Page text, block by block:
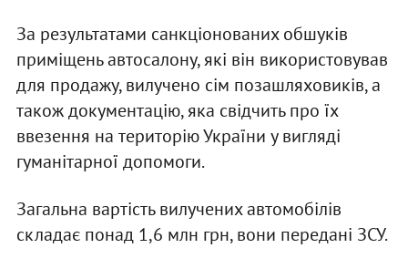
За результатами санкціонованих обшуків
приміщень автосалону, які він використовував
для продажу, вилучено сім позашляховиків, а
також документацію, яка свідчить про їх
ввезення на територію України у вигляді
гуманітарної допомоги.
Загальна вартість вилучених автомобілів
складає понад 1,6 млн грн, вони передані ЗСУ.